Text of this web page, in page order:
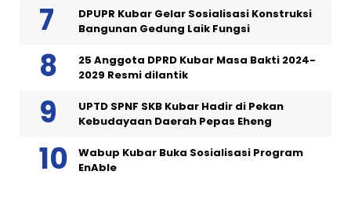
DPUPR Kubar Gelar Sosialisasi Konstruksi
Bangunan Gedung Laik Fungsi
25 Anggota DPRD Kubar Masa Bakti 2024-
2029 Resmi dilantik
UPTD SPNF SKB Kubar Hadir di Pekan
Kebudayaan Daerah Pepas Eheng
Wabup Kubar Buka Sosialisasi Program
EnAble